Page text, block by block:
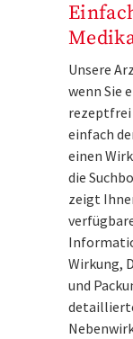
Unsere
wenn Sie
rezeptfrei
einfach
einen
die
zeigt
Wirkung,
und